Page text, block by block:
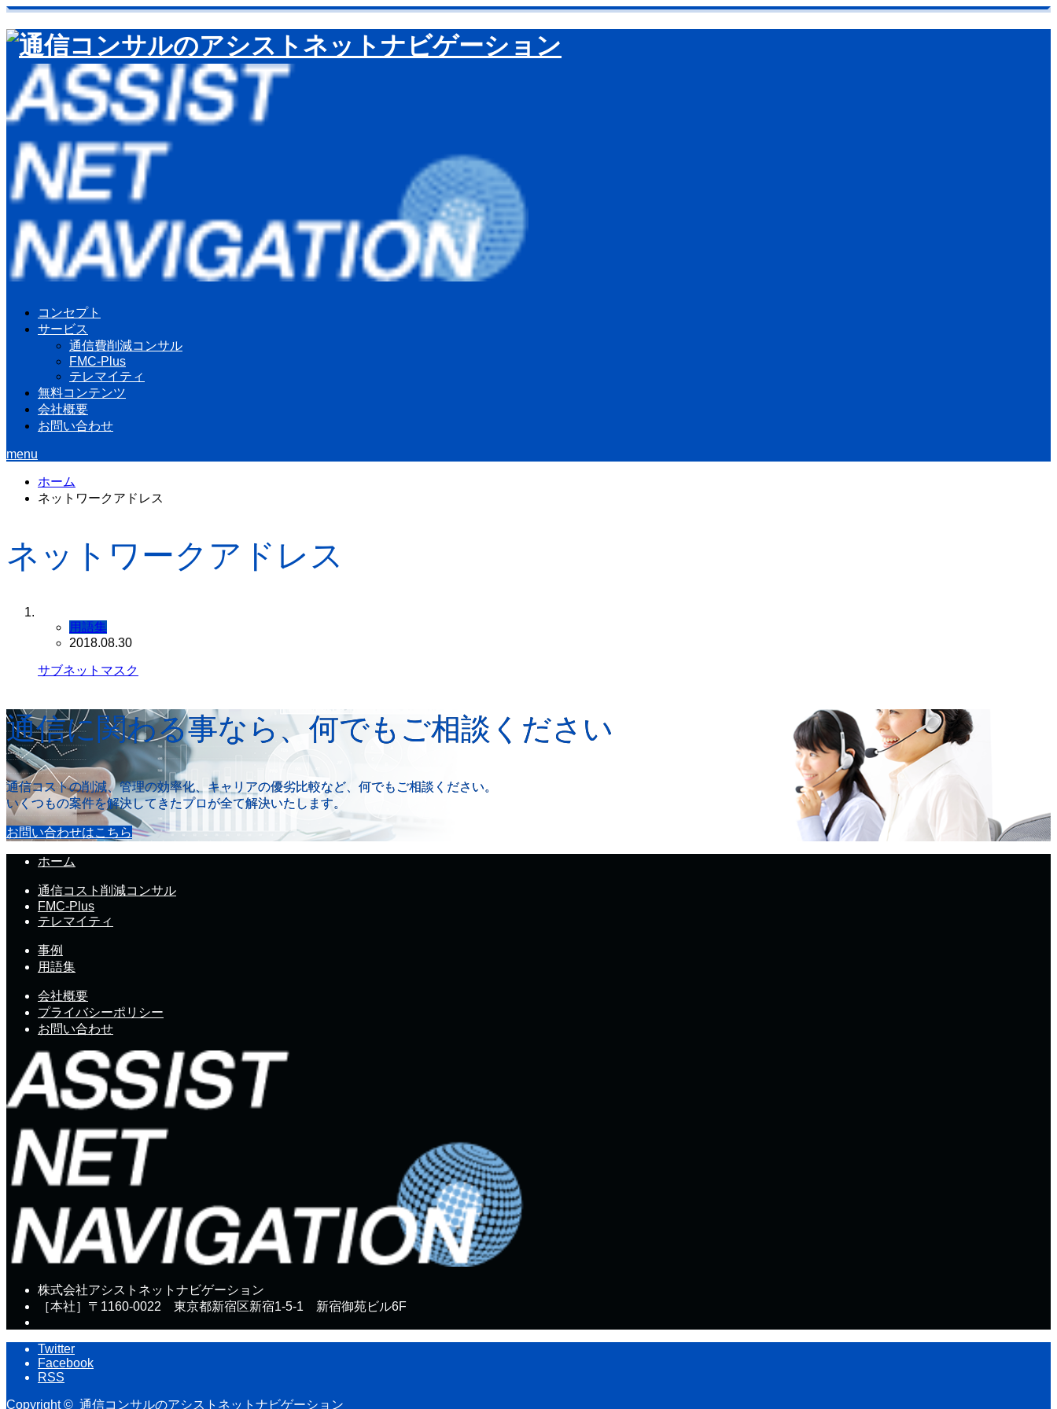
コンセプト
サービス
通信費削減コンサル
FMC-Plus
テレマイティ
無料コンテンツ
会社概要
お問い合わせ
menu
ホーム
ネットワークアドレス
ネットワークアドレス
用語集
2018.08.30
サブネットマスク
通信に関わる事なら、何でもご相談ください
通信コストの削減、管理の効率化、キャリアの優劣比較など、何でもご相談ください。
いくつもの案件を解決してきたプロが全て解決いたします。
お問い合わせはこちら
ホーム
通信コスト削減コンサル
FMC-Plus
テレマイティ
事例
用語集
会社概要
プライバシーポリシー
お問い合わせ
株式会社アシストネットナビゲーション
［本社］〒1160-0022 東京都新宿区新宿1-5-1 新宿御苑ビル6F
Twitter
Facebook
RSS
Copyright © 通信コンサルのアシストネットナビゲーション